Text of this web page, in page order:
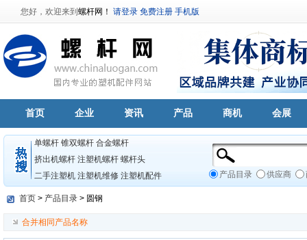
您好，欢迎来到 螺杆网！ 请登录 免费注册 手机版
首页 企业 资讯 产品 商机 会展
单螺杆 锥双螺杆 合金螺杆
挤出机螺杆 注塑机螺杆 螺杆头
二手注塑机 注塑机维修 注塑机配件 产品目录 供应商
首页 > 产品目录 > 圆钢
合并相同产品名称